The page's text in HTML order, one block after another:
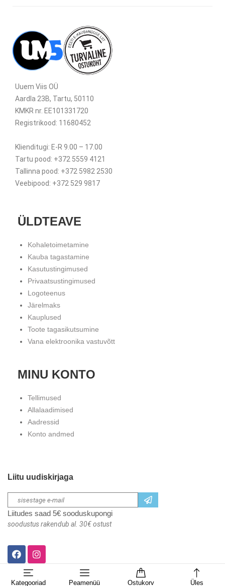
Kategooriad Peamenüü Ostukorv Üles
Uuem Viis OÜ
Aardla 23B, Tartu, 50110
KMKR nr. EE101331720
Registrikood: 11680452
Klienditugi: E-R 9.00 – 17.00
Tartu pood: +372 5559 4121
Tallinna pood: +372 5982 2530
Veebipood: +372 529 9817
ÜLDTEAVE
Kohaletoimetamine
Kauba tagastamine
Kasutustingimused
Privaatsustingimused
Logoteenus
Järelmaks
Kauplused
Toote tagasikutsumine
Vana elektroonika vastuvõtt
MINU KONTO
Tellimused
Allalaadimised
Aadressid
Konto andmed
Liitu uudiskirjaga
Liitudes saad 5€ sooduskupongi
soodustus rakendub al. 30€ ostust